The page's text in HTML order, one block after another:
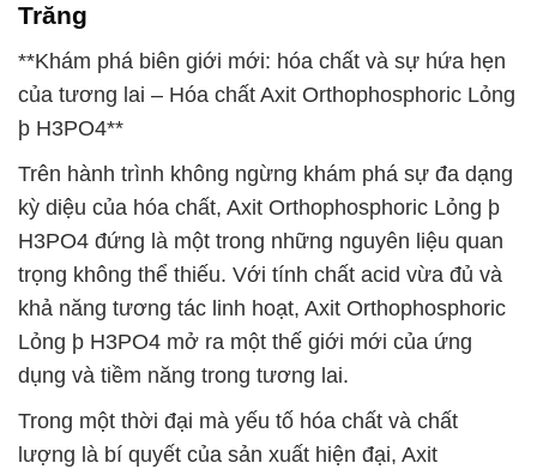
Trăng
**Khám phá biên giới mới: hóa chất và sự hứa hẹn
của tương lai – Hóa chất Axit Orthophosphoric Lỏng
þ H3PO4**
Trên hành trình không ngừng khám phá sự đa dạng
kỳ diệu của hóa chất, Axit Orthophosphoric Lỏng þ
H3PO4 đứng là một trong những nguyên liệu quan
trọng không thể thiếu. Với tính chất acid vừa đủ và
khả năng tương tác linh hoạt, Axit Orthophosphoric
Lỏng þ H3PO4 mở ra một thế giới mới của ứng
dụng và tiềm năng trong tương lai.
Trong một thời đại mà yếu tố hóa chất và chất
lượng là bí quyết của sản xuất hiện đại, Axit